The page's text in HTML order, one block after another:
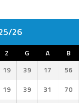
26
Z G A
B
19 39 17
56
19 39 31
70